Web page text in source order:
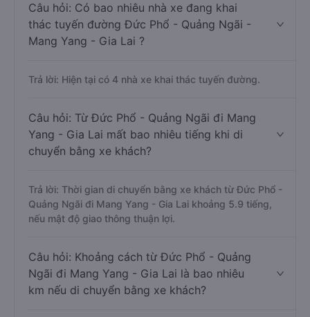
Câu hỏi: Có bao nhiêu nhà xe đang khai
thác tuyến đường Đức Phổ - Quảng Ngãi -
Mang Yang - Gia Lai ?
Trả lời: Hiện tại có 4 nhà xe khai thác tuyến đường.
Câu hỏi: Từ Đức Phổ - Quảng Ngãi đi Mang
Yang - Gia Lai mất bao nhiêu tiếng khi di
chuyển bằng xe khách?
Trả lời: Thời gian di chuyển bằng xe khách từ Đức Phổ -
Quảng Ngãi đi Mang Yang - Gia Lai khoảng 5.9 tiếng,
nếu mật độ giao thông thuận lợi.
Câu hỏi: Khoảng cách từ Đức Phổ - Quảng
Ngãi đi Mang Yang - Gia Lai là bao nhiêu
km nếu di chuyển bằng xe khách?